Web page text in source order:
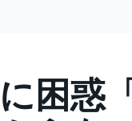
困惑